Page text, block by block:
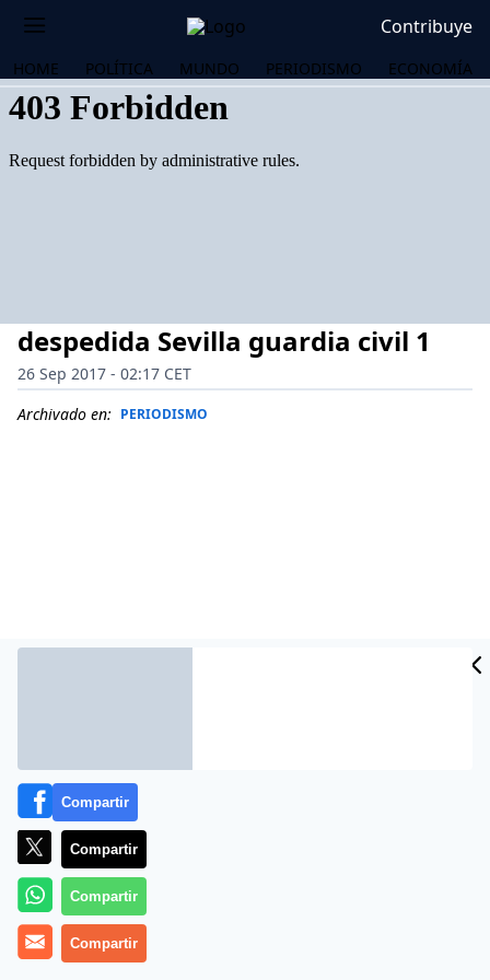
Contribuye
HOME POLÍTICA MUNDO PERIODISMO ECONOMÍA
despedida Sevilla guardia civil 1
26 Sep 2017 - 02:17 CET
Archivado en: PERIODISMO
Compartir
Compartir
Compartir
Compartir